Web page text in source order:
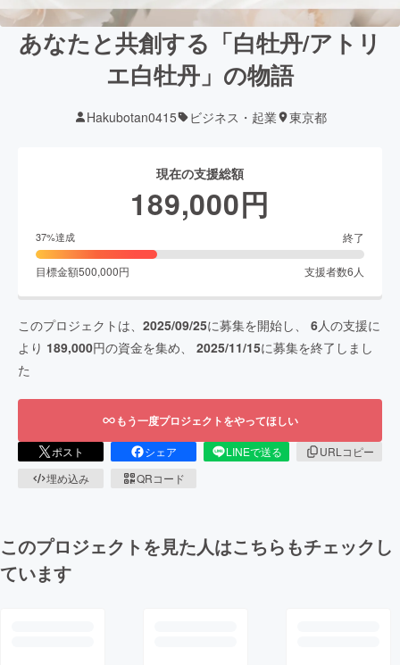
あなたと共創する「白牡丹/アトリ
エ白牡丹」の物語
Hakubotan0415 ビジネス・起業 東京都
現在の支援総額
189,000円
37%達成 終了
目標金額500,000円 支援者数6 人
このプロジェクトは、 2025/09/25に募集を開始し、 6人の支援に
より 189,000円の資金を集め、 2025/11/15に募集を終了しまし
た
もう一度プロジェクトをやってほしい
ポスト シェア LINEで送る
URLコピー
埋め込み
QRコード
このプロジェクトを見た人はこちらもチェックし
ています